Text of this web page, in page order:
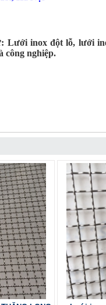
Lưới inox đột lỗ, lưới
công nghiệp.